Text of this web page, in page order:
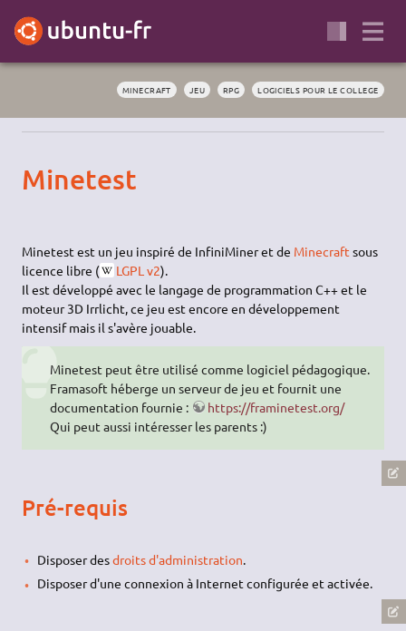
MINECRAFT JEU RPG LOGICIELS POUR LE COLLEGE
Minetest
Minetest est un jeu inspiré de InfiniMiner et de Minecraft sous
licence libre (
LGPL v2).
Il est développé avec le langage de programmation C++ et le
moteur 3D Irrlicht, ce jeu est encore en développement
intensif mais il s'avère jouable.
Minetest peut être utilisé comme logiciel pédagogique.
Framasoft héberge un serveur de jeu et fournit une
documentation fournie :
https://framinetest.org/
Qui peut aussi intéresser les parents :)
Pré-requis
Disposer desdroits d'administration.
Disposer d'une connexion à Internet configurée et activée.